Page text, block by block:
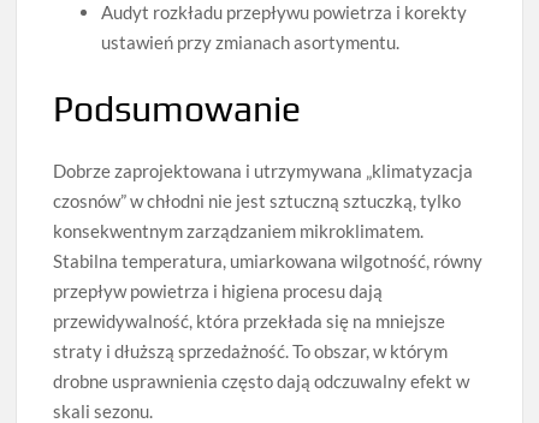
Audyt rozkładu przepływu powietrza i korekty
ustawień przy zmianach asortymentu.
Podsumowanie
Dobrze zaprojektowana i utrzymywana „klimatyzacja
czosnów” w chłodni nie jest sztuczną sztuczką, tylko
konsekwentnym zarządzaniem mikroklimatem.
Stabilna temperatura, umiarkowana wilgotność, równy
przepływ powietrza i higiena procesu dają
przewidywalność, która przekłada się na mniejsze
straty i dłuższą sprzedażność. To obszar, w którym
drobne usprawnienia często dają odczuwalny efekt w
skali sezonu.